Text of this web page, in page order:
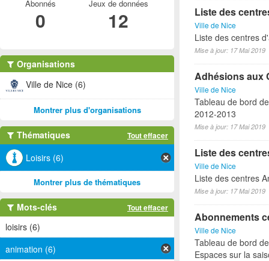
Liste des
Ville de Nice
Liste des centres
Mise à jour: 17 Mai 2019
Adhésions aux
Ville de Nice
Tableau de bord
2012-2013
Mise à jour: 17 Mai 2019
Liste des
Ville de Nice
Liste des centres
Mise à jour: 17 Mai 2019
Abonnements
Ville de Nice
Tableau de bord
Espaces sur la
Abonnés
0
Jeux de données
12
Organisations
Ville de Nice (6)
Montrer plus d'organisations
Thématiques Tout effacer
Loisirs (6)
Montrer plus de thématiques
Mots-clés Tout effacer
loisirs (6)
animation (6)